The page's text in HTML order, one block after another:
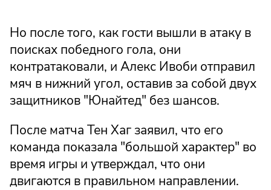
Но после того, как гости вышли в атаку в
поисках победного гола, они
контратаковали, и Алекс Ивоби отправил
мяч в нижний угол, оставив за собой двух
защитников "Юнайтед" без шансов.
После матча Тен Хаг заявил, что его
команда показала "большой характер" во
время игры и утверждал, что они
двигаются в правильном направлении.